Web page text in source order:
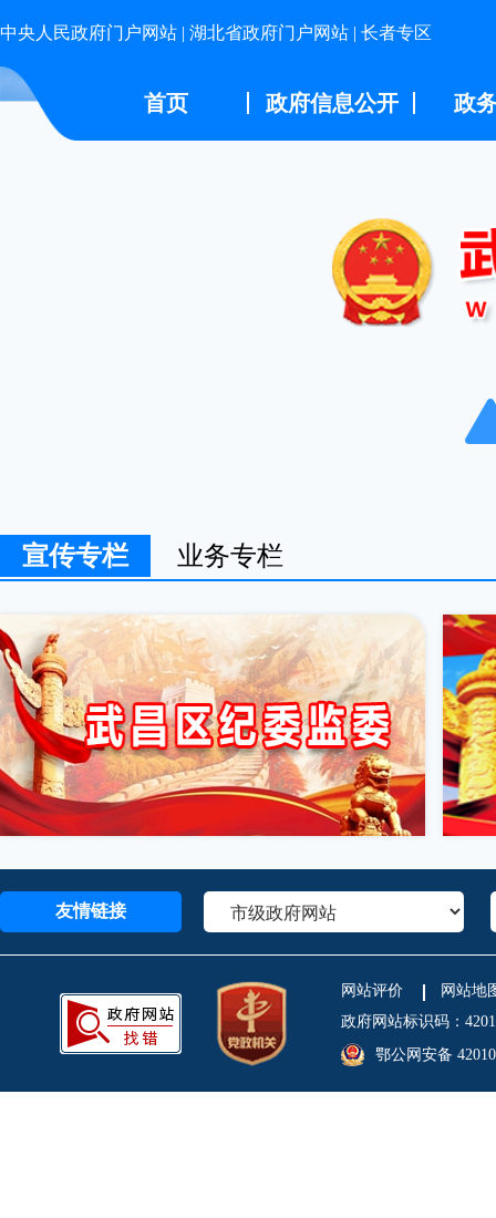
中央人民政府门户网站 | 湖北省政府门户网站 | 长者专区
首页 政府信息公开 政
宣传专栏 业务专栏
友情链接
网站评价
网站地
政府网站标识码：
鄂公网安备